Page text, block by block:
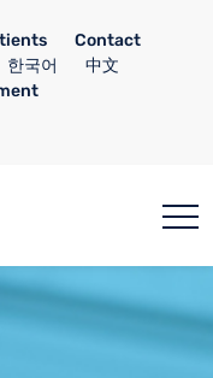
Contact
한국어
中文